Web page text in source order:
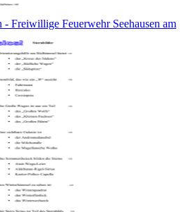
Freiwillige Feuerwehr Seehausen am